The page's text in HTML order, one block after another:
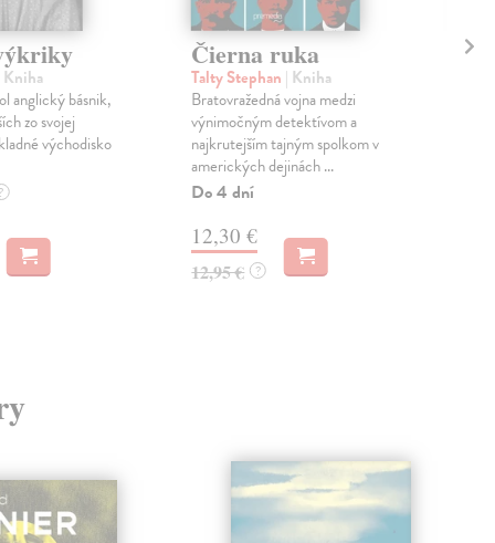
Kniha
anglický básnik,
zo svojej
východisko
?
Čierna ruka
Talty Stephan | Kniha
Bratovražedná vojna medzi
výnimočným detektívom a
najkrutejším tajným spolkom v
amerických dejinách ...
Do 4 dní
12,30 €
12,95 € ?